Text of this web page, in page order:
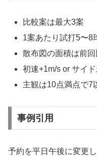
比較案は最大3案
1案あたり試打5〜8
散布図の面積は前
初速+1m/s or サイ
主観は10点満点で7
事例引用
予約を平日午後に変更